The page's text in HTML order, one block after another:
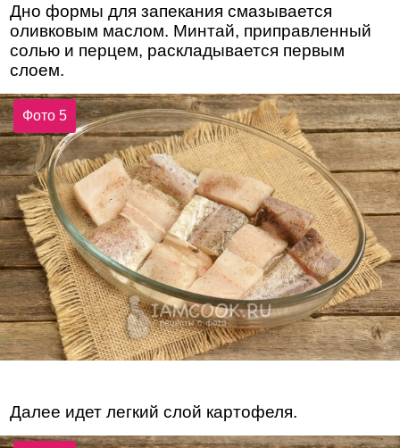
Дно формы для запекания смазывается
оливковым маслом. Минтай, приправленный
солью и перцем, раскладывается первым
слоем.
Фото 5
Далее идет легкий слой картофеля.